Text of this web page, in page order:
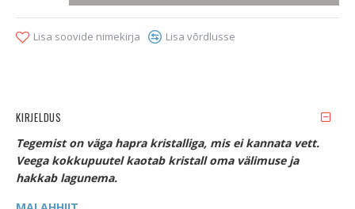
Lisa soovide nimekirja Lisa võrdlusse
KIRJELDUS
Tegemist on väga hapra kristalliga, mis ei kannata vett.
Veega kokkupuutel kaotab kristall oma välimuse ja
hakkab lagunema.